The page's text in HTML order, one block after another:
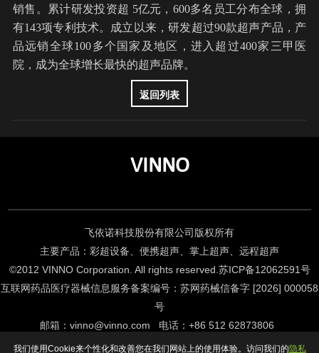
销售。累计研发投资超 5亿元，600多名员工分布全球，拥
有143项专利技术。成立以来，研发超过90款超声产品，产
品远销全球100多个国家及地区，进入超过400家三甲医
院，成为全球增长最快的超声品牌。
返回列表
VINNO
飞依诺科技股份有限公司版权所有
主要产品：彩超设备、便携超声、掌上超声、远程超声
©2012 VINNO Corporation. All rights reserved.苏ICP备12062591号
互联网药品医疗器械信息服务备案编号：苏网药械信备字 [2026] 000058
号
邮箱： vinno@vinno.com 电话： +86 512 62873806
Support By KGU
我们使用Cookie来个性化和改善您在我们网站上的使用体验。访问我们的隐私